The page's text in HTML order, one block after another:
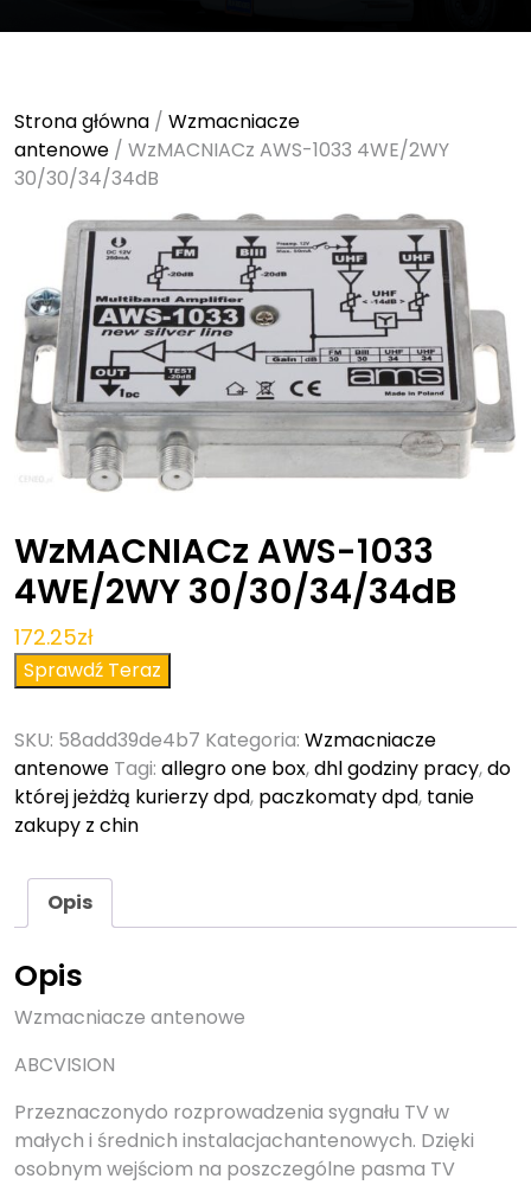
Strona główna / Wzmacniacze
antenowe / WzMACNIACz AWS-1033 4WE/2WY
30/30/34/34dB
WzMACNIACz AWS-1033
4WE/2WY 30/30/34/34dB
172.25zł
Sprawdź Teraz
SKU: 58add39de4b7 Kategoria: Wzmacniacze
antenowe Tagi: allegro one box,dhl godziny pracy,do
której jeżdżą kurierzy dpd, paczkomaty dpd, tanie
zakupy z chin
Opis
Opis
Wzmacniacze antenowe
ABCVISION
Przeznaczonydo rozprowadzenia sygnału TV w
małych i średnich instalacjachantenowych. Dzięki
osobnym wejściom na poszczególne pasma TV